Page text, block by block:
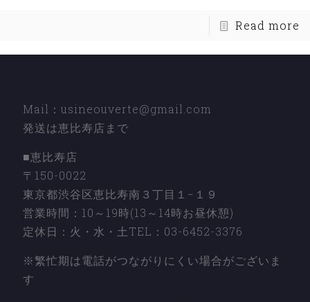
Read more
Mail：usineouverte@gmail.com
発送は恵比寿店まで
■恵比寿店
〒150-0022
東京都渋谷区恵比寿南３丁目１−１９
営業時間：10～19時(13～14時お昼休憩)
定休日：火・水・土TEL：03-6452-3376
※繁忙期は電話がつながりにくい場合がございま
す